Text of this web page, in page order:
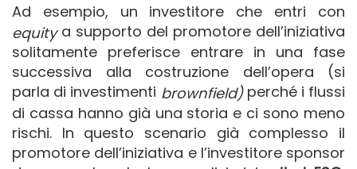
Ad esempio, un investitore che entri con
equitya supporto del promotore dell’iniziativa
solitamente preferisce entrare in una fase
successiva alla costruzione dell’opera (si
parla di investimenti brownfield)perché i flussi
di cassa hanno già una storia e ci sono meno
rischi. In questo scenario già complesso il
promotore dell’iniziativa e l’investitore sponsor